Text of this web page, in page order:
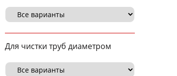
Для чистки труб диаметром